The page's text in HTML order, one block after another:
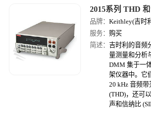
2015系列 THD
品牌：Keithley(吉时
服务： 购买
简述：吉时利的音频
量测量和分析
DMM 集于一
架仪器中。它
20 kHz 音频
(THD)，还可
声和信纳比